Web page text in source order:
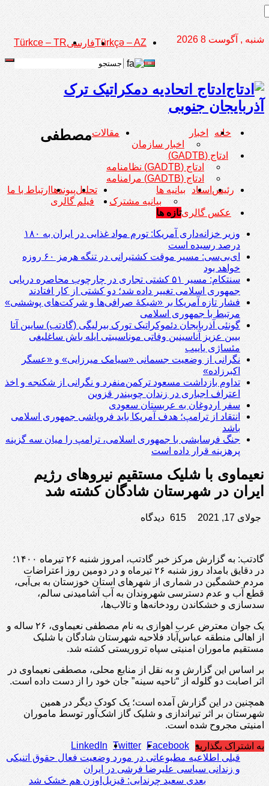
شنبه , آگوست 8 2026 Türkçə – AZفارسیTürkce – TR
ادتاج اتحادیه دمکراتیک ترک
آذربایجان جنوبی
خانه
اخبار
اخبار سازمان
مقالات
ادتاج (GADTB)
ادتاج (GADTB) نظامنامه
ادتاج (GADTB) مرامنامه
رئیس اسناد
بیانیه ها
بیانیه مشترک
تحلیلپیوندها ارتباط با ما
فیلم گالری
عکس گالریتازه ها
وزیر خزانه‌داری آمریکا: تورم مواد غذایی در ایران به ۱۸۰
درصد رسیده است
ای‌بی‌سی: مسیر موقت کشتیرانی در تنگه هرمز ۶۰ روزه
خواهد بود
سنتکام: مسیر ۵۱ کشتی تجاری در چارچوب محاصره دریایی
جمهوری اسلامی تغییر داده شد؛ دو کشتی از کار افتادند
فشار تازه آمریکا بر «شبکۀ صرافی‌ها و شرکت‌های پوششی»
مرتبط با جمهوری اسلامی
گونئی آذربایجان دئموکراتیک تورک بیرلیگی (گادتب) سایین آتا
بیین عزیز آناسینین وفاتی موناسیبتی ایله باش ساغلیغی
مئساژی یاییب
نگرانی از وضعیت جسمانی «سیامک میرزایی» و «عسگر
اکبرزاده»
تداوم بازداشت مسعود ترکمن‌منفرد و نگرانی از شکنجه و اخذ
اعتراف اجباری در زندان چوبیندر قزوین
سفر اردوغان به عربستان‌ سعودی
انتقاد از ترامپ؛ هدف آمریکا باید فروپاشی جمهوری اسلامی
باشد
جنگ فرسایشی با جمهوری اسلامی، ترامپ را میان سه گزینه
پرهزینه قرار داده است
مصطفی
نعیماوی با شلیک مستقیم نیروهای رژیم
ایران در شهرستان شادگان کشته شد
جولای 17, 2021 615 دیدگاه
گادتب: به گزارش مرکز خبر گادتب، امروز شنبه ۲۶ تیرماه ۱۴۰۰؛
در دقایق بامداد روز شنبه ۲۶ تیرماه و در دومین روز اعتراضات
مردم خشمگین در شماری از شهرهای استان خوزستان به بی‌آبی،
قطع آب و عدم دسترسی شهروندان به آب آشامیدنی سالم،
سدسازی و خشکاندن رودخانه‌ها و تالاب‌ها،
یک جوان معترض عرب اهوازی به نام مصطفى نعيماوى، ۲۶ ساله و
از اهالی منطقه عباس‌آباد فلاحيه شهرستان شادگان با شلیک
مستقیم ماموران امنیتی سپاه تروریستی کشته شد.
بر اساس این گزارش و به نقل از منابع محلی، مصطفی نعیماوی در
اثر اصابت دو گلوله از “ناحیه سينه” جان خود را از دست داده است.
همچنین در این گزارش آمده است؛ یک کودک دیگر در همین
شهرستان بر اثر تیراندازی و شلیک گاز اشک‌آور توسط ماموران
امنیتی مجروح شده است.
به اشتراک بگذارید Facebook
Twitter
LinkedIn
قبلیاطلاعیه مطبوعاتی در مورد وضعیت فعال حقوق اتنیکی
و زندانی سیاسی علیرضا فرشی در ایران
بعدی سعید چرندابی: قیزیل‌اوزن هم خشک شد